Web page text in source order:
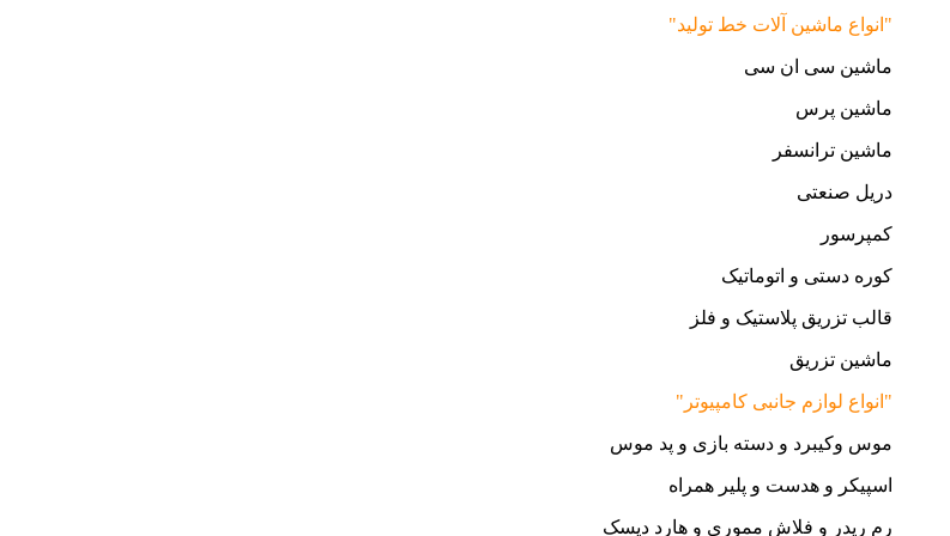
"انواع ماشین آلات خط تولید"
ماشین سی ان سی
ماشین پرس
ماشین ترانسفر
دریل صنعتی
کمپرسور
کوره دستی و اتوماتیک
قالب تزریق پلاستیک و فلز
ماشین تزریق
"انواع لوازم جانبی کامپیوتر"
موس وکیبرد و دسته بازی و پد موس
اسپیکر و هدست و پلیر همراه
رم ریدر و فلاش مموری و هارد دیسک